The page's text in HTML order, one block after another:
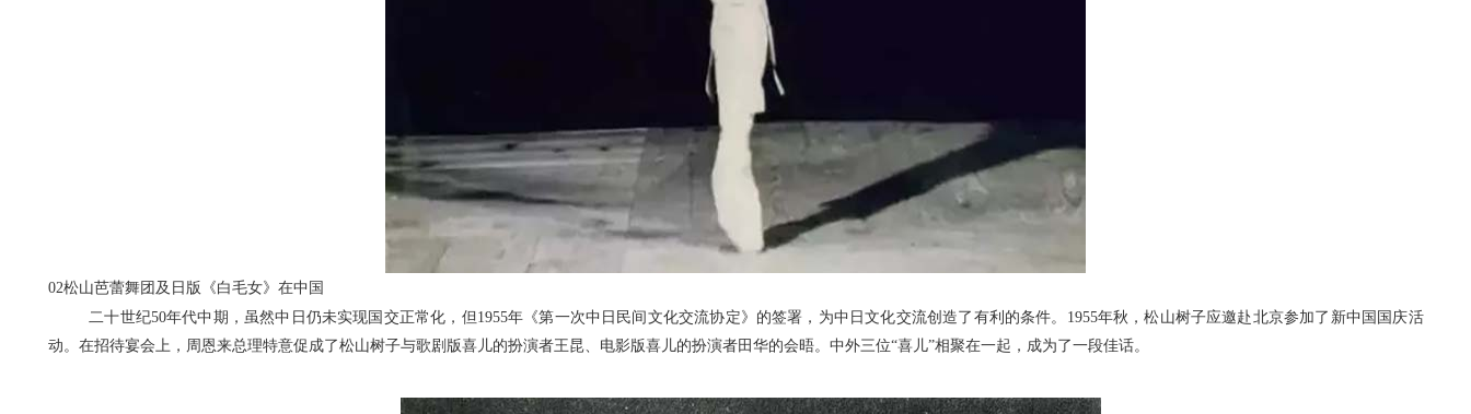
02松山芭蕾舞团及日版《白毛女》在中国
二十世纪50年代中期，虽然中日仍未实现国交正常化，但1955年《第一次中日民间文化交流协定》的签署，为中日文化交流创造了有利的条件。1955年秋，松山树子应邀赴北京参加了新中国国庆活
动。在招待宴会上，周恩来总理特意促成了松山树子与歌剧版喜儿的扮演者王昆、电影版喜儿的扮演者田华的会晤。中外三位“喜儿”相聚在一起，成为了一段佳话。